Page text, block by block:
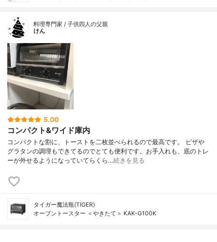
料理専門家 / 子供四人の父親
けん
5.00
コンパクト&ワイド庫内
コンパクトな割に、トーストを二枚並べられるので最高です。 ピザや
グラタンの調理もできてるのでとても便利です。お手入れも、底のトレ
ーが外せるようになっていてらくら…続きを見る
タイガー魔法瓶(TIGER)
オーブントースター ＜やきたて＞ KAK-G100K